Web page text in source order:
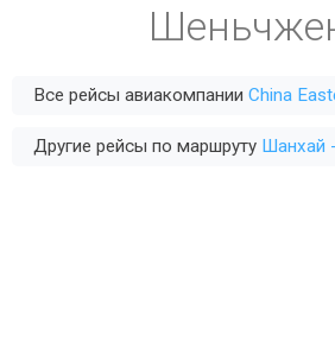
Все рейсы авиакомпании China
Другие рейсы по маршруту Шанхай